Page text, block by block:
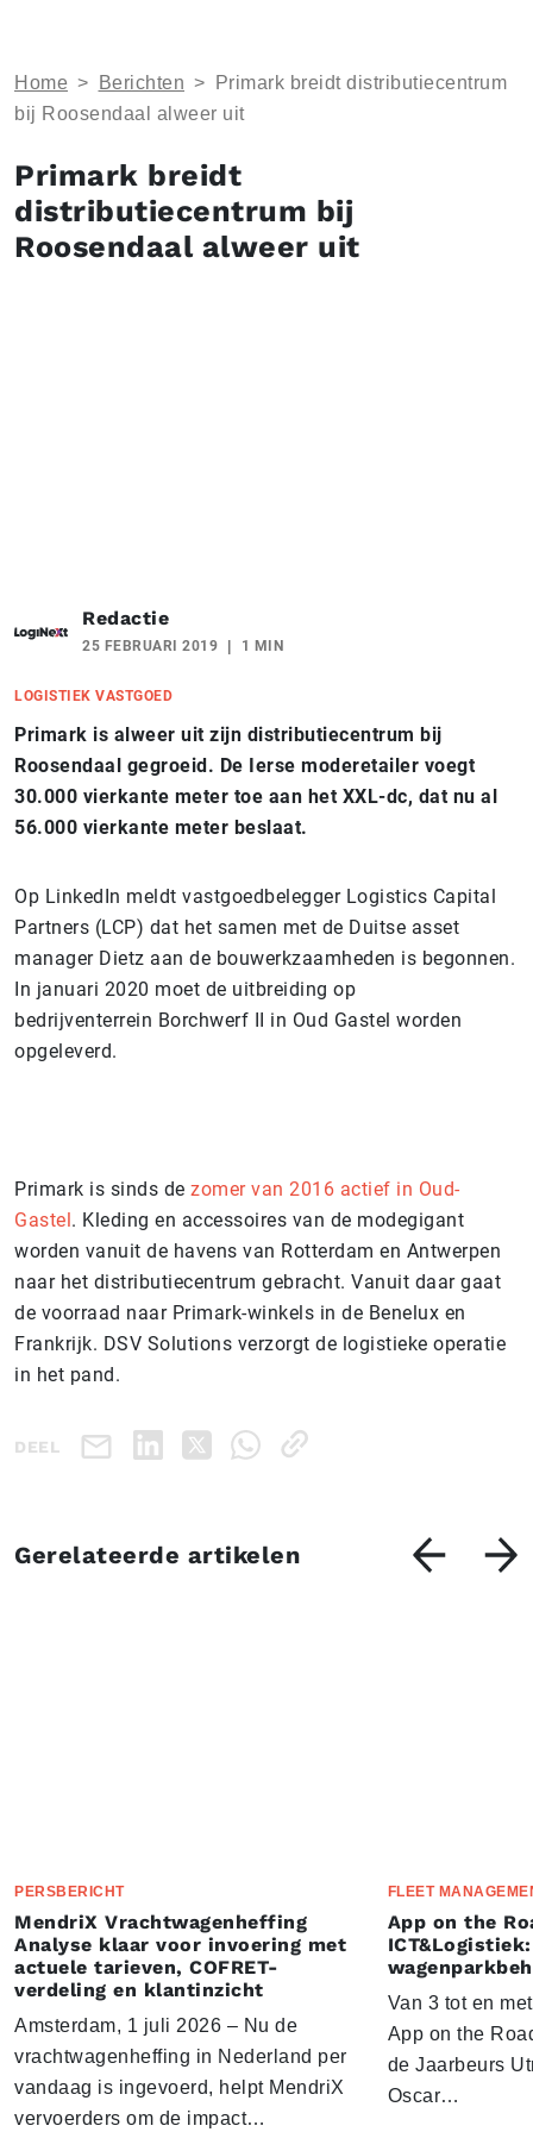
Home > Berichten >
Primark breidt distributiecentrum
bij Roosendaal alweer uit
Primark breidt
distributiecentrum bij
Roosendaal alweer uit
Redactie
25 FEBRUARI 2019 1 MIN
LOGISTIEK VASTGOED
Primark is alweer uit zijn distributiecentrum bij
Roosendaal gegroeid. De Ierse moderetailer voegt
30.000 vierkante meter toe aan het XXL-dc, dat nu al
56.000 vierkante meter beslaat.
Op LinkedIn meldt vastgoedbelegger Logistics Capital
Partners (LCP) dat het samen met de Duitse asset
manager Dietz aan de bouwerkzaamheden is begonnen.
In januari 2020 moet de uitbreiding op
bedrijventerrein Borchwerf II in Oud Gastel worden
opgeleverd.
Primark is sinds de zomer van 2016 actief in Oud-
Gastel. Kleding en accessoires van de modegigant
worden vanuit de havens van Rotterdam en Antwerpen
naar het distributiecentrum gebracht. Vanuit daar gaat
de voorraad naar Primark-winkels in de Benelux en
Frankrijk. DSV Solutions verzorgt de logistieke operatie
in het pand.
DEEL
Gerelateerde artikelen
PERSBERICHT
MendriX Vrachtwagenheffing
Analyse klaar voor invoering met
actuele tarieven, COFRET-
verdeling en klantinzicht
Amsterdam, 1 juli 2026 – Nu de
vrachtwagenheffing in Nederland per
vandaag is ingevoerd, helpt MendriX
vervoerders om de impact…
FLEET
App on the
Van 3 tot en
App on the
de Jaarbeurs
Oscar…